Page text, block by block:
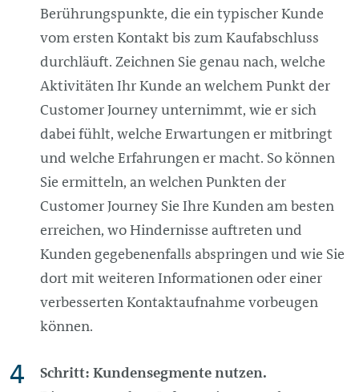
Berührungspunkte, die ein typischer Kunde
vom ersten Kontakt bis zum Kaufabschluss
durchläuft. Zeichnen Sie genau nach, welche
Aktivitäten Ihr Kunde an welchem Punkt der
Customer Journey unternimmt, wie er sich
dabei fühlt, welche Erwartungen er mitbringt
und welche Erfahrungen er macht. So können
Sie ermitteln, an welchen Punkten der
Customer Journey Sie Ihre Kunden am besten
erreichen, wo Hindernisse auftreten und
Kunden gegebenenfalls abspringen und wie Sie
dort mit weiteren Informationen oder einer
verbesserten Kontaktaufnahme vorbeugen
können.
Schritt: Kundensegmente nutzen.